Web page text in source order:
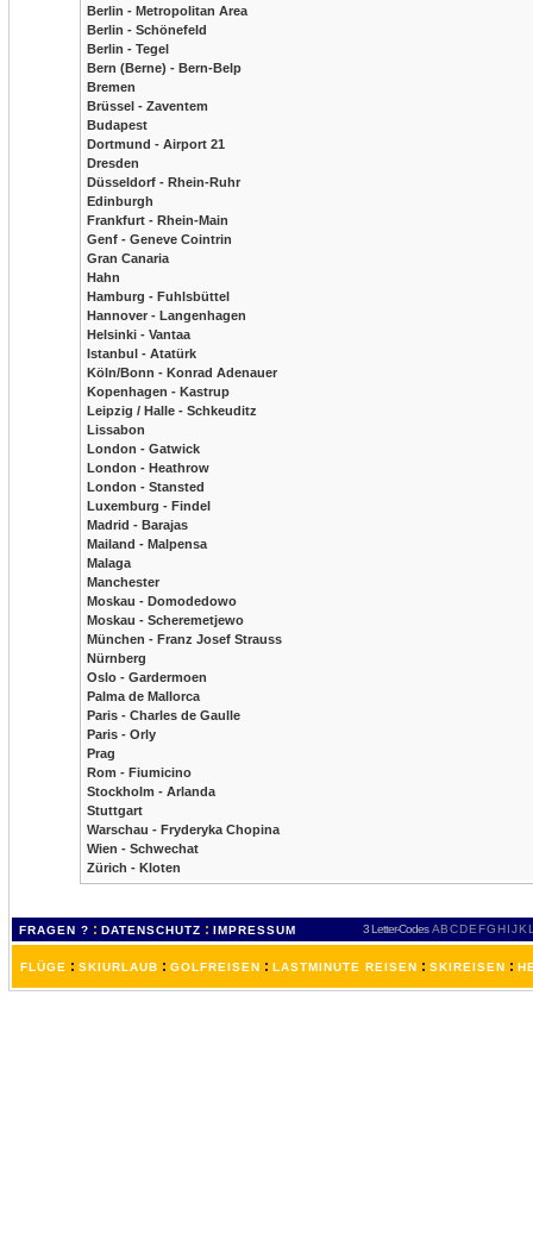
Berlin - Metropolitan Area
Berlin - Schönefeld
Berlin - Tegel
Bern (Berne) - Bern-Belp
Bremen
Brüssel - Zaventem
Budapest
Dortmund - Airport 21
Dresden
Düsseldorf - Rhein-Ruhr
Edinburgh
Frankfurt - Rhein-Main
Genf - Geneve Cointrin
Gran Canaria
Hahn
Hamburg - Fuhlsbüttel
Hannover - Langenhagen
Helsinki - Vantaa
Istanbul - Atatürk
Köln/Bonn - Konrad Adenauer
Kopenhagen - Kastrup
Leipzig / Halle - Schkeuditz
Lissabon
London - Gatwick
London - Heathrow
London - Stansted
Luxemburg - Findel
Madrid - Barajas
Mailand - Malpensa
Malaga
Manchester
Moskau - Domodedowo
Moskau - Scheremetjewo
München - Franz Josef Strauss
Nürnberg
Oslo - Gardermoen
Palma de Mallorca
Paris - Charles de Gaulle
Paris - Orly
Prag
Rom - Fiumicino
Stockholm - Arlanda
Stuttgart
Warschau - Fryderyka Chopina
Wien - Schwechat
Zürich - Kloten
FRAGEN ? : DATENSCHUTZ : IMPRESSUM 3 Letter-Codes ABCDEFGH IJKL
FLÜGE : SKIURLAUB : GOLFREISEN : LASTMINUTE REISEN : SKIREISEN :